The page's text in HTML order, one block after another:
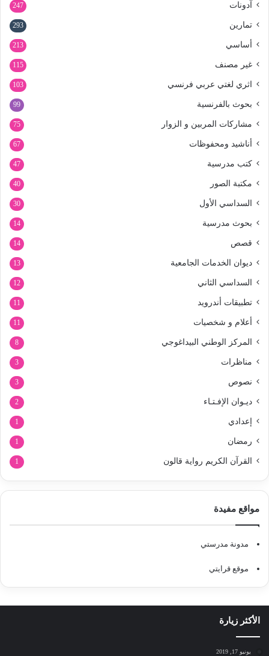
آدونات 247
تمارين 293
أساسي 213
غير مصنف 115
اثري لغتي عربي فرنسي 103
بحوث بالفرنسية 99
مشاركات المربين و الزوار 75
أناشيد ومحفوظات 67
كتب مدرسية 47
مكتبة الصور 40
السداسي الأول 30
بحوث مدرسية 14
قصص 14
ديوان الخدمات الجامعية 13
السداسي الثاني 12
تطبيقات أندرويد 11
أعلام و شخصيات 11
المركز الوطني البيداغوجي 8
مناظرات 3
نصوص 3
ديـوان الإفـتـاء 2
إعدادي 1
رمضان 1
القرآن الكريم رواية قالون 1
مواقع مفيدة
مدونة مدرستي
موقع قرايتي
الأكثر زيارة
يونيو 17, 2019